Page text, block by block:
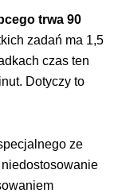
trwa 90
zadań ma 1,5
czas ten
Dotyczy to
ze